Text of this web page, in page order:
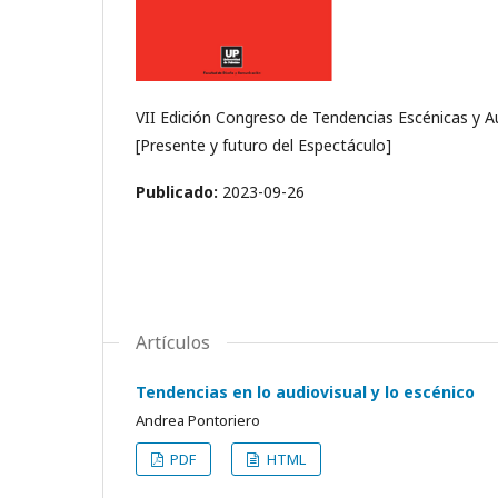
VII Edición Congreso de Tendencias Escénicas y
[Presente y futuro del Espectáculo]
Publicado: 2023-09-26
Artículos
Tendencias en lo audiovisual y lo escénico
Andrea Pontoriero
PDF
HTML